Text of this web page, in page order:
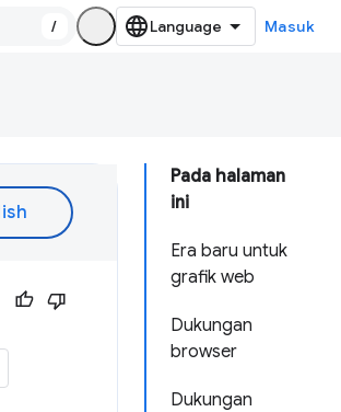
/ Masuk
Pada halaman
ini
Era baru untuk
grafik web
Dukungan
browser
Dukungan